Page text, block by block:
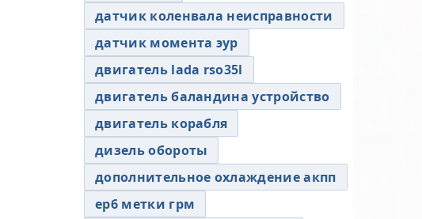
датчик коленвала неисправности
датчик момента эур
двигатель lada rso35l
двигатель баландина устройство
двигатель корабля
дизель обороты
дополнительное охлаждение акпп
ер6 метки грм